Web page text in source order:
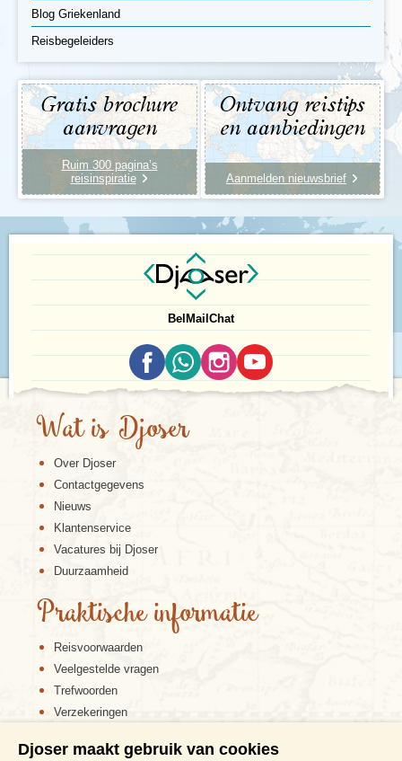
Blog Griekenland
Reisbegeleiders
Gratis brochure
aanvragen
Ruim 300 pagina’s
reisinspiratie
Ontvang reistips
en aanbiedingen
Aanmelden nieuwsbrief
BelMailChat
Wat is Djoser
Over Djoser
Contactgegevens
Nieuws
Klantenservice
Vacatures bij Djoser
Duurzaamheid
Praktische informatie
Reisvoorwaarden
Veelgestelde vragen
Trefwoorden
Verzekeringen
Disclaimer
Djoser maakt gebruik van cookies